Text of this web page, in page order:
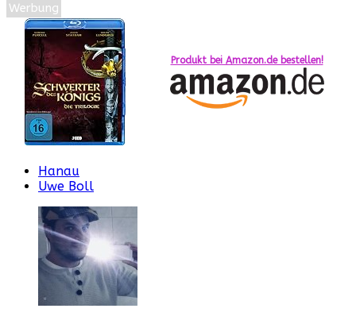
Werbung
Produkt bei Amazon.de bestellen!
Hanau
Uwe Boll